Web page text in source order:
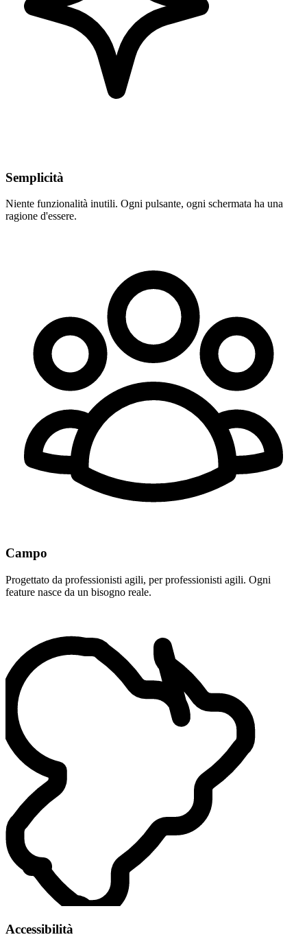
Semplicità
Niente funzionalità inutili. Ogni pulsante, ogni schermata ha una
ragione d'essere.
Campo
Progettato da professionisti agili, per professionisti agili. Ogni
feature nasce da un bisogno reale.
Accessibilità